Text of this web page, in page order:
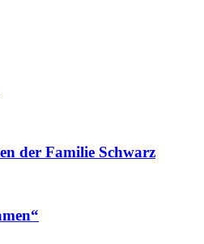
der Familie Schwarz